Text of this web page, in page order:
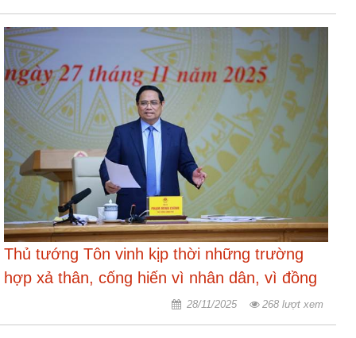
Thủ tướng Tôn vinh kịp thời những trường
hợp xả thân, cống hiến vì nhân dân, vì đồng
28/11/2025 268 lượt xem